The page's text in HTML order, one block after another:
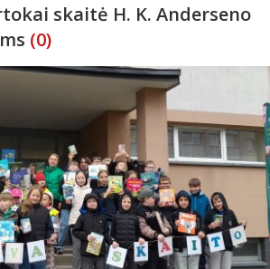
skaitė H. K. Anderseno
(0)